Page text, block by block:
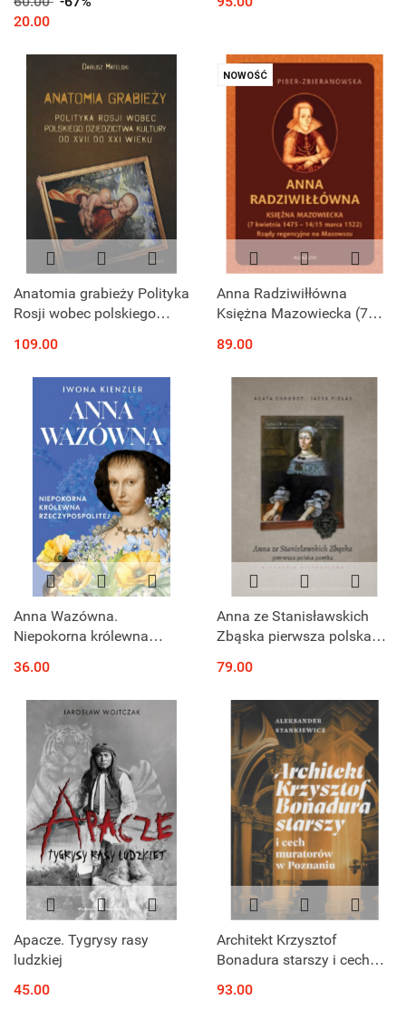
Materiały źródłowe
20.00
Anatomia grabieży Polityka
Rosji wobec polskiego
do XXI wieku
109.00
NOWOŚĆ
Anna Radziwiłłówna
Księżna Mazowiecka (7
marca 1522) Rządy
regencyjne na Mazowszu
89.00
Anna Wazówna.
Niepokorna królewna
36.00
Anna ze Stanisławskich
Zbąska pierwsza polska
historyczna
79.00
Apacze. Tygrysy rasy
ludzkiej
45.00
Architekt Krzysztof
Bonadura starszy i cech
93.00